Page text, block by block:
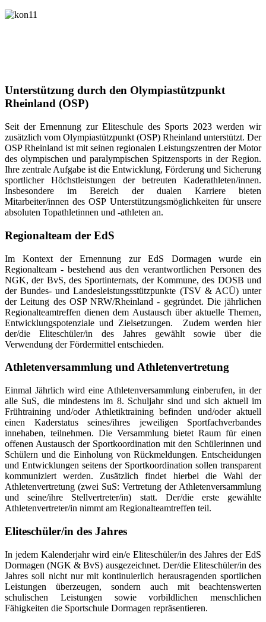
Unterstützung durch den Olympiastützpunkt
Rheinland (OSP)
Seit der Ernennung zur Eliteschule des Sports 2023 werden wir
zusätzlich vom Olympiastützpunkt (OSP) Rheinland unterstützt. Der
OSP Rheinland ist mit seinen regionalen Leistungszentren der Motor
des olympischen und paralympischen Spitzensports in der Region.
Ihre zentrale Aufgabe ist die Entwicklung, Förderung und Sicherung
sportlicher Höchstleistungen der betreuten Kaderathleten/innen.
Insbesondere im Bereich der dualen Karriere bieten
Mitarbeiter/innen des OSP Unterstützungsmöglichkeiten für unsere
absoluten Topathletinnen und -athleten an.
Regionalteam der EdS
Im Kontext der Ernennung zur EdS Dormagen wurde ein
Regionalteam - bestehend aus den verantwortlichen Personen des
NGK, der BvS, des Sportinternats, der Kommune, des DOSB und
der Bundes- und Landesleistungsstützpunkte (TSV & ACÜ) unter
der Leitung des OSP NRW/Rheinland - gegründet. Die jährlichen
Regionalteamtreffen dienen dem Austausch über aktuelle Themen,
Entwicklungspotenziale und Zielsetzungen. Zudem werden hier
der/die Eliteschüler/in des Jahres gewählt sowie über die
Verwendung der Fördermittel entschieden.
Athletenversammlung und Athletenvertretung
Einmal Jährlich wird eine Athletenversammlung einberufen, in der
alle SuS, die mindestens im 8. Schuljahr sind und sich aktuell im
Frühtraining und/oder Athletiktraining befinden und/oder aktuell
einen Kaderstatus seines/ihres jeweiligen Sportfachverbandes
innehaben, teilnehmen. Die Versammlung bietet Raum für einen
offenen Austausch der Sportkoordination mit den Schülerinnen und
Schülern und die Einholung von Rückmeldungen. Entscheidungen
und Entwicklungen seitens der Sportkoordination sollen transparent
kommuniziert werden. Zusätzlich findet hierbei die Wahl der
Athletenvertretung (zwei SuS: Vertretung der Athletenversammlung
und seine/ihre Stellvertreter/in) statt. Der/die erste gewählte
Athletenvertreter/in nimmt am Regionalteamtreffen teil.
Eliteschüler/in des Jahres
In jedem Kalenderjahr wird ein/e Eliteschüler/in des Jahres der EdS
Dormagen (NGK & BvS) ausgezeichnet. Der/die Eliteschüler/in des
Jahres soll nicht nur mit kontinuierlich herausragenden sportlichen
Leistungen überzeugen, sondern auch mit beachtenswerten
schulischen Leistungen sowie vorbildlichen menschlichen
Fähigkeiten die Sportschule Dormagen repräsentieren.